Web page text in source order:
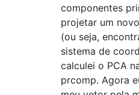
componentes
projetar um
(ou seja,
sistema de
calculei o PCA
prcomp. Agora